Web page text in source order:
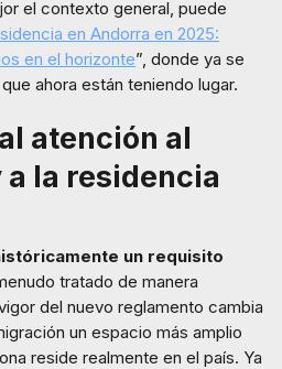
el contexto general, puede
en Andorra en 2025:
en el horizonte”, donde ya se
ahora están teniendo lugar.
atención al
la residencia
un requisito
tratado de manera
del nuevo reglamento cambia
un espacio más amplio
reside realmente en el país. Ya